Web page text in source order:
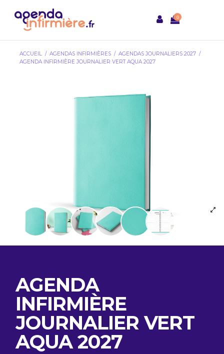
0
ACCUEIL AGENDAS INFIRMIÈRES
AGENDAS JOURNALIERS 2027
AGENDA INFIRMIÈRE JOURNALIER VERT AQUA 2027
AGENDA
INFIRMIÈRE
JOURNALIER VERT
AQUA 2027